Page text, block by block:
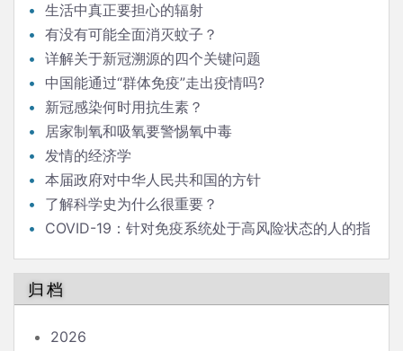
发言生活中真正要担心的辐射
有没有可能全面消灭蚊子？
详解关于新冠溯源的四个关键问题
中国能通过“群体免疫”走出疫情吗?
新冠感染何时用抗生素？
居家制氧和吸氧要警惕氧中毒
发情的经济学
本届政府对中华人民共和国的方针
了解科学史为什么很重要？
COVID-19：针对免疫系统处于高风险状态的人的指
归档
2026